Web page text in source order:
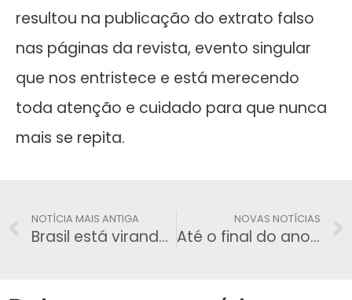
resultou na publicação do extrato falso
nas páginas da revista, evento singular
que nos entristece e está merecendo
toda atenção e cuidado para que nunca
mais se repita.
NOTÍCIA MAIS ANTIGA
Brasil está virando uma Grécia, diz líder do DEM
NOVAS NOTÍCIAS
Até o final do ano, tentarão prender Lula